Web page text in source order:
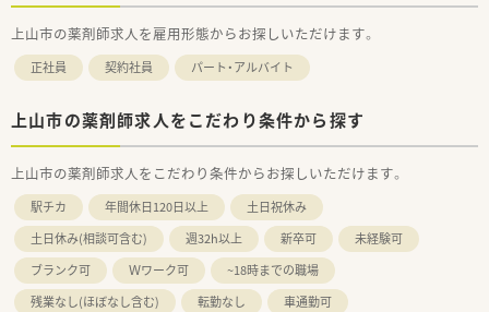
上山市の薬剤師求人を雇用形態からお探しいただけます。
正社員 契約社員 パート・アルバイト
上山市の薬剤師求人をこだわり条件から探す
上山市の薬剤師求人をこだわり条件からお探しいただけます。
駅チカ 年間休日120日以上
土日祝休み
土日休み(相談可含む)
週32h以上 新卒可
未経験可
ブランク可
Ｗワーク可
~18時までの職場
残業なし(ほぼなし含む)
転勤なし
車通勤可